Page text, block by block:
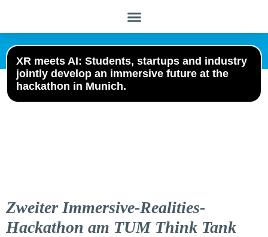
XR meets AI: Students, startups and industry
jointly develop an immersive future at the
hackathon in Munich.
Zweiter Immersive-Realities-
Hackathon am TUM Think Tank